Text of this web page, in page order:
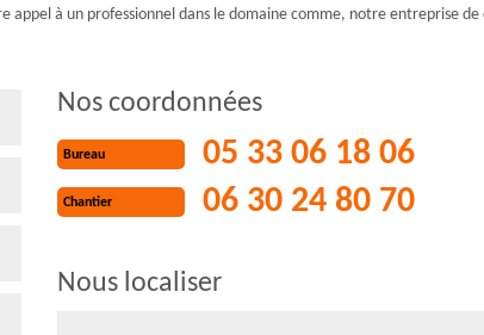
à un professionnel dans le domaine comme, notre entreprise
Nos coordonnées
Bureau 05 33 06 18 06
Chantier 06 30 24 80 70
Nous localiser